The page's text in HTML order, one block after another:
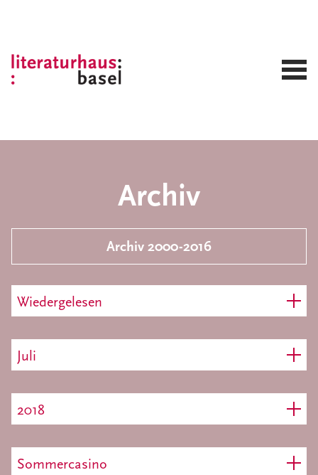
Archiv
Archiv 2000-2016
Wiedergelesen
Juli
2018
Sommercasino